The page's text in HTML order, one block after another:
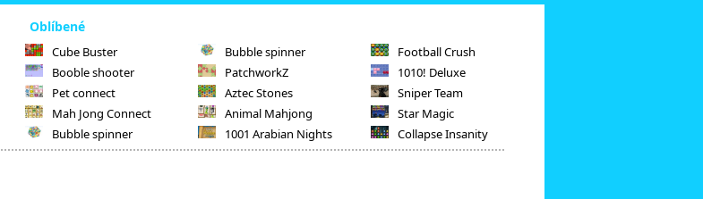
Oblíbené
Cube Buster
Booble shooter
Pet connect
Mah Jong Connect
Bubble spinner
Bubble spinner
PatchworkZ
Aztec Stones
Animal Mahjong
1001 Arabian Nights
Football Crush
1010! Deluxe
Sniper Team
Star Magic
Collapse Insanity